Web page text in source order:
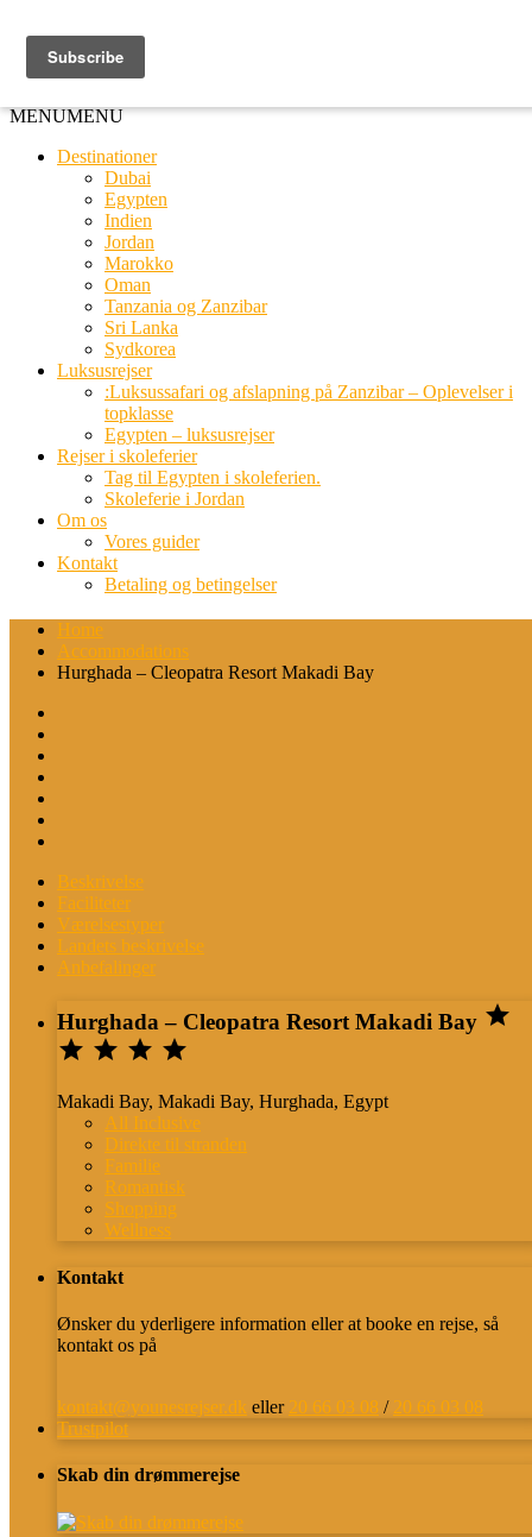
MENUMENU
Destinationer
Dubai
Egypten
Indien
Jordan
Marokko
Oman
Tanzania og Zanzibar
Sri Lanka
Sydkorea
Luksusrejser
:Luksussafari og afslapning på Zanzibar – Oplevelser i
topklasse
Egypten – luksusrejser
Rejser i skoleferier
Tag til Egypten i skoleferien.
Skoleferie i Jordan
Om os
Vores guider
Kontakt
Betaling og betingelser
Home
Accommodations
Hurghada – Cleopatra Resort Makadi Bay
Beskrivelse
Faciliteter
Værelsestyper
Landets beskrivelse
Anbefalinger
Hurghada – Cleopatra Resort Makadi Bay 
   
Makadi Bay, Makadi Bay, Hurghada, Egypt
All Inclusive
Direkte til stranden
Familie
Romantisk
Shopping
Wellness
Kontakt
Ønsker du yderligere information eller at booke en rejse, så
kontakt os på
kontakt@younesrejser.dk eller 20 66 03 08 / 20 66 03 08
Trustpilot
Skab din drømmerejse